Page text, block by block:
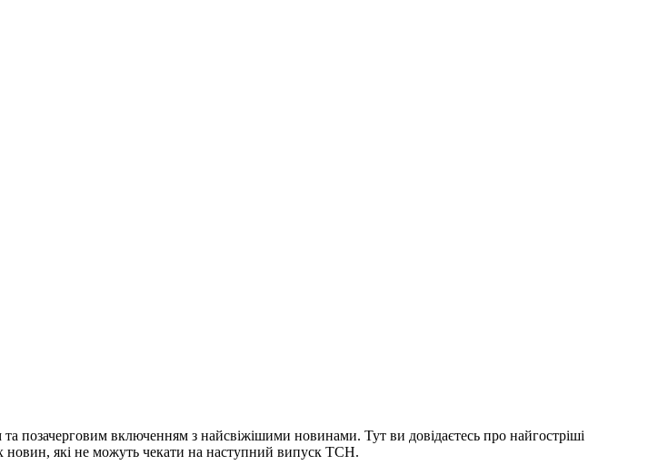
позачерговим включенням з найсвіжішими новинами. Тут ви довідаєтесь про найгостріші
новин, які не можуть чекати на наступний випуск ТСН.